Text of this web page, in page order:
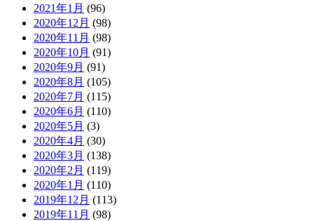
2021年1月 (96)
2020年12月 (98)
2020年11月 (98)
2020年10月 (91)
2020年9月 (91)
2020年8月 (105)
2020年7月 (115)
2020年6月 (110)
2020年5月 (3)
2020年4月 (30)
2020年3月 (138)
2020年2月 (119)
2020年1月 (110)
2019年12月 (113)
2019年11月 (98)